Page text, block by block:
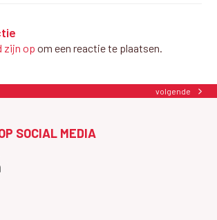
zijn op om een reactie te plaatsen.
next
volgende
SOCIAL MEDIA